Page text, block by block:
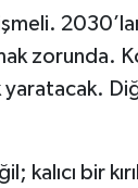
zorunda.
kalıcı bir